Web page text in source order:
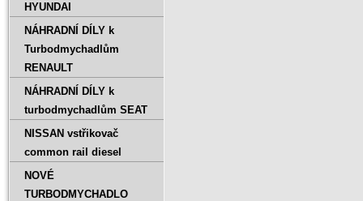
HYUNDAI
NÁHRADNÍ DÍLY k
Turbodmychadlům
RENAULT
NÁHRADNÍ DÍLY k
turbodmychadlům SEAT
NISSAN vstřikovač
common rail diesel
NOVÉ
TURBODMYCHADLO